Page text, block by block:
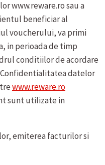
www.reware.ro sau a
beneficiar al
voucherului, va primi
in perioada de timp
conditiilor de acordare
Confidentialitatea datelor
www.reware.ro
sunt utilizate in
emiterea facturilor si